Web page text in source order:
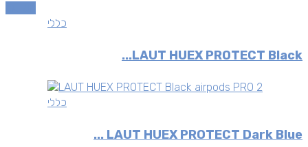
כללי
LAUT HUEX PROTECT Black...
כללי
LAUT HUEX PROTECT Dark Blue ...